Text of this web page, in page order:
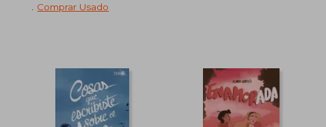
Comprar Usado